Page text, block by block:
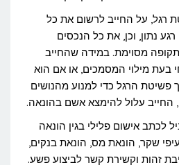
על החייב לרשום את כל
נתון, וכן, את כל הנכסים
מסוימת. במידה שהחייב
בעת מילוי המסמכים, או אם הוא
הרגל כדי למנוע מהנושים
עלול להימצא אשם בהונאה.
לכתב אישום פלילי בגין הונאה
שקר, הונאת מס, הונאת בנקים,
זהות וקשירת קשר לביצוע פשע.